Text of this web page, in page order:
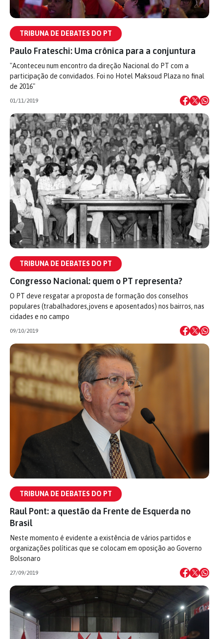
TRIBUNA DE DEBATES DO PT
Paulo Frateschi: Uma crônica para a conjuntura
"Aconteceu num encontro da direção Nacional do PT com a
participação de convidados. Foi no Hotel Maksoud Plaza no final
de 2016"
01/11/2019
TRIBUNA DE DEBATES DO PT
Congresso Nacional: quem o PT representa?
O PT deve resgatar a proposta de formação dos conselhos
populares (trabalhadores,jovens e aposentados) nos bairros, nas
cidades e no campo
09/10/2019
TRIBUNA DE DEBATES DO PT
Raul Pont: a questão da Frente de Esquerda no
Brasil
Neste momento é evidente a existência de vários partidos e
organizações políticas que se colocam em oposição ao Governo
Bolsonaro
27/09/2019